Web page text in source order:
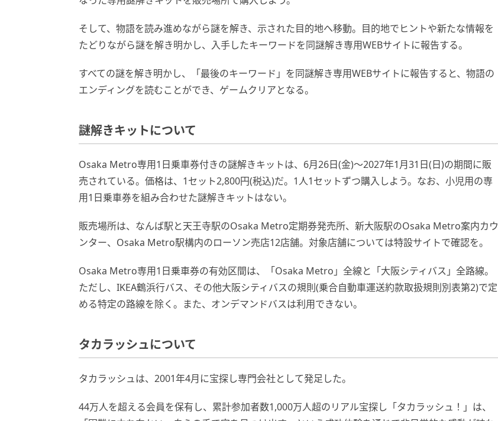
そして、物語を読み進めながら謎を解き、示された目的地へ移動。目的地でヒントや新たな情報を
たどりながら謎を解き明かし、入手したキーワードを同謎解き専用WEBサイトに報告する。
すべての謎を解き明かし、「最後のキーワード」を同謎解き専用WEBサイトに報告すると、物語の
エンディングを読むことができ、ゲームクリアとなる。
謎解きキットについて
Osaka Metro専用1日乗車券付きの謎解きキットは、6月26日(金)～2027年1月31日(日)の期間に販
売されている。価格は、1セット2,800円(税込)だ。1人1セットずつ購入しよう。なお、小児用の専
用1日乗車券を組み合わせた謎解きキットはない。
販売場所は、なんば駅と天王寺駅のOsaka Metro定期券発売所、新大阪駅のOsaka Metro案内カウ
ンター、Osaka Metro駅構内のローソン売店12店舗。対象店舗については特設サイトで確認を。
Osaka Metro専用1日乗車券の有効区間は、「Osaka Metro」全線と「大阪シティバス」全路線。
ただし、IKEA鶴浜行バス、その他大阪シティバスの規則(乗合自動車運送約款取扱規則別表第2)で定
める特定の路線を除く。また、オンデマンドバスは利用できない。
タカラッシュについて
タカラッシュは、2001年4月に宝探し専門会社として発足した。
44万人を超える会員を保有し、累計参加者数1,000万人超のリアル宝探し「タカラッシュ！」は、